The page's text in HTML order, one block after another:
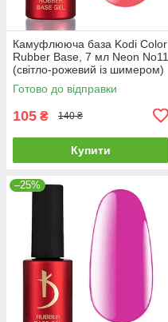
Камуфлююча база Kodi Color
Rubber Base, 7 мл Neon No11
(світло-рожевий із шимером)
Готово до відправки
105 ₴ 140 ₴
Купити
–25%